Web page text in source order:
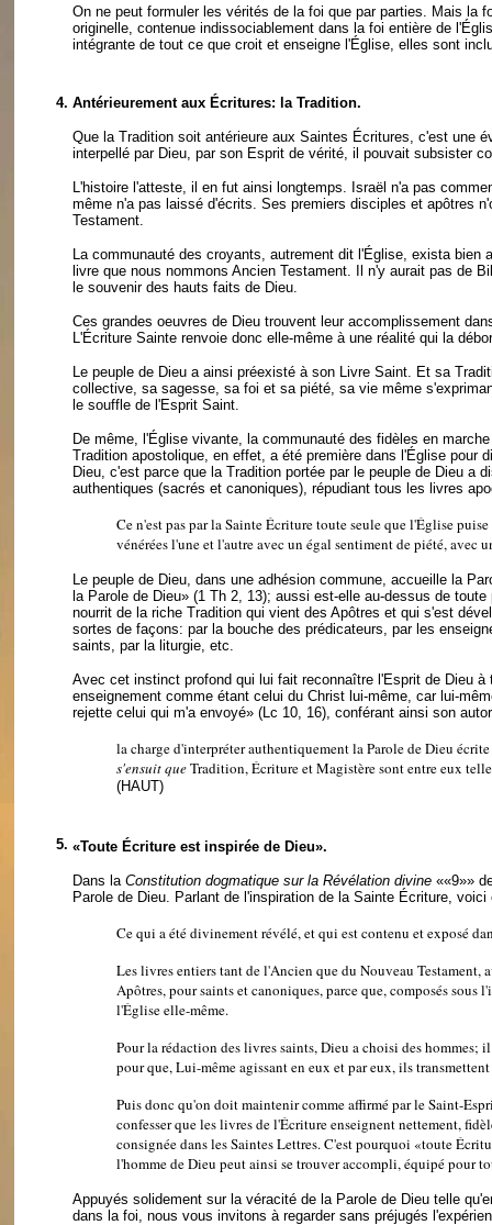
On ne peut formuler les vérités de la foi que par parties. Mais la
originelle, contenue indissociablement dans la foi entière de
intégrante de tout ce que croit et enseigne l'Église, elles sont
4. Antérieurement aux Écritures: la Tradition.
Que la Tradition soit antérieure aux Saintes Écritures, c'est une
interpellé par Dieu, par son Esprit de vérité, il pouvait subsister
L'histoire l'atteste, il en fut ainsi longtemps. Israël n'a pas
même n'a pas laissé d'écrits. Ses premiers disciples et apôtres
Testament.
La communauté des croyants, autrement dit l'Église, exista
livre que nous nommons Ancien Testament. Il n'y aurait pas de
le souvenir des hauts faits de Dieu.
Ces grandes oeuvres de Dieu trouvent leur accomplissement
L'Écriture Sainte renvoie donc elle-même à une réalité qui la
Le peuple de Dieu a ainsi préexisté à son Livre Saint. Et sa
collective, sa sagesse, sa foi et sa piété, sa vie même
le souffle de l'Esprit Saint.
De même, l'Église vivante, la communauté des fidèles en
Tradition apostolique, en effet, a été première dans l'Église pour
Dieu, c'est parce que la Tradition portée par le peuple de Dieu a
authentiques (sacrés et canoniques), répudiant tous les livres
Ce n'est pas par la Sainte Écriture toute seule que l'Église
vénérées l'une et l'autre avec un égal sentiment de piété, avec
Le peuple de Dieu, dans une adhésion commune, accueille la
la Parole de Dieu» (1 Th 2, 13); aussi est-elle au-dessus de
nourrit de la riche Tradition qui vient des Apôtres et qui s'est
sortes de façons: par la bouche des prédicateurs, par les
saints, par la liturgie, etc.
Avec cet instinct profond qui lui fait reconnaître l'Esprit de Dieu
enseignement comme étant celui du Christ lui-même, car lui-
rejette celui qui m'a envoyé» (Lc 10, 16), conférant ainsi son
la charge d'interpréter authentiquement la Parole de Dieu
s'ensuit queTradition, Écriture et Magistère sont entre eux
(HAUT)
5. «Toute Écriture est inspirée de Dieu».
Dans la Constitution dogmatique sur la Révélation divine ««9»»
Parole de Dieu. Parlant de l'inspiration de la Sainte Écriture,
Ce qui a été divinement révélé, et qui est contenu et exposé
Les livres entiers tant de l'Ancien que du Nouveau Testament,
Apôtres, pour saints et canoniques, parce que, composés
l'Église elle-même.
Pour la rédaction des livres saints, Dieu a choisi des hommes;
pour que, Lui-même agissant en eux et par eux, ils
Puis donc qu'on doit maintenir comme affirmé par le Saint-
confesser que les livres de l'Écriture enseignent nettement,
consignée dans les Saintes Lettres. C'est pourquoi «toute
l'homme de Dieu peut ainsi se trouver accompli, équipé pour
Appuyés solidement sur la véracité de la Parole de Dieu telle
dans la foi, nous vous invitons à regarder sans préjugés